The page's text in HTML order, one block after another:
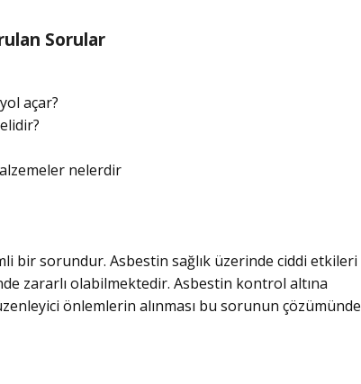
Sorular
açar?
nelerdir
bir sorundur. Asbestin sağlık üzerinde ciddi etkileri
zararlı olabilmektedir. Asbestin kontrol altına
önlemlerin alınması bu sorunun çözümünde